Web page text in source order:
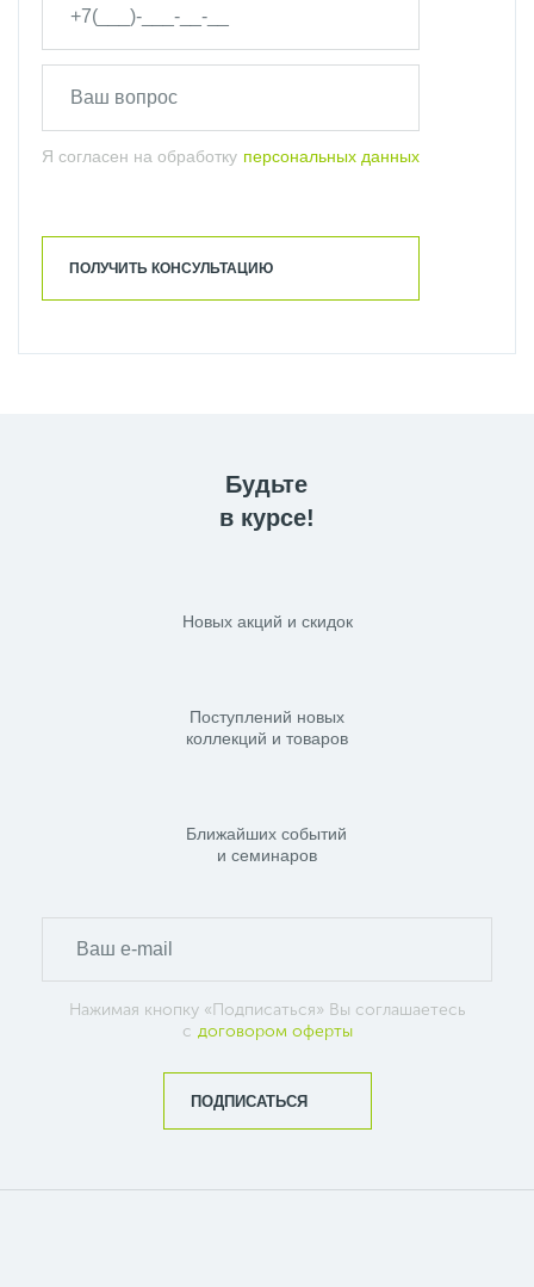
Я согласен на обработку персональных данных
ПОЛУЧИТЬ КОНСУЛЬТАЦИЮ
Будьте
в курсе!
Новых акций и скидок
Поступлений новых
коллекций и товаров
Ближайших событий
и семинаров
Нажимая кнопку «Подписаться» Вы соглашаетесь
с договором оферты
ПОДПИСАТЬСЯ